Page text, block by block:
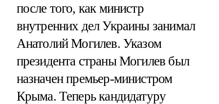
после того, как министр
внутренних дел Украины занимал
Анатолий Могилев. Указом
президента страны Могилев был
назначен премьер-министром
Крыма. Теперь кандидатуру